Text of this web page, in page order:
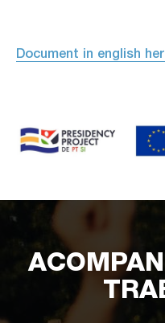
Document in english